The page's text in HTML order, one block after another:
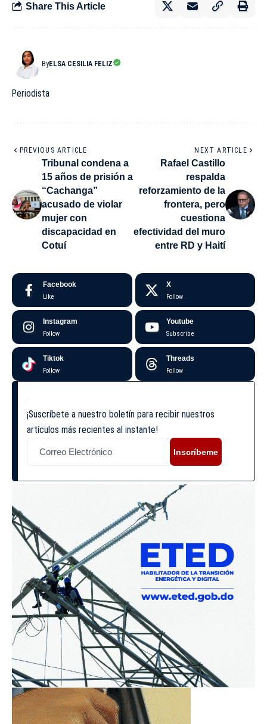
Share This Article
ByELSA CESILIA FELIZ
Periodista
PREVIOUS ARTICLE
Tribunal condena a
15 años de prisión a
“Cachanga”
acusado de violar
mujer con
discapacidad en
Cotuí
NEXT ARTICLE
Rafael Castillo
respalda
reforzamiento de la
frontera, pero
cuestiona
efectividad del muro
entre RD y Haití
Facebook
Like
X
Follow
Instagram
Follow
Youtube
Subscribe
Tiktok
Follow
Threads
Follow
¡Suscríbete a nuestro boletín para recibir nuestros
artículos más recientes al instante!
Inscríbeme